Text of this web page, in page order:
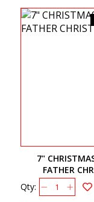
7"
FATHER
Qty: